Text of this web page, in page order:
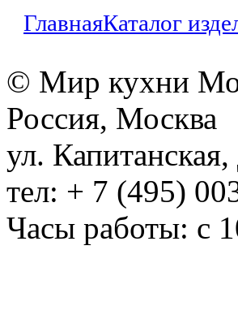
ГлавнаяКаталог
© Мир кухни
Россия, Москва
ул.
тел: + 7 (495)
Часы работы: с